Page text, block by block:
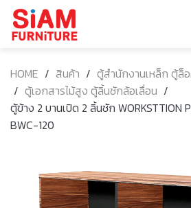
HOME / สินค้า / ตู้สำนักงานเหล็ก ตู้ล็อ
/ ตู้เอกสารไม้สูง ตู้ลิ้นชักล้อเลื่อน /
ตู้ข้าง 2 บานเปิด 2 ลิ้นชัก WORKSTTION
BWC-120